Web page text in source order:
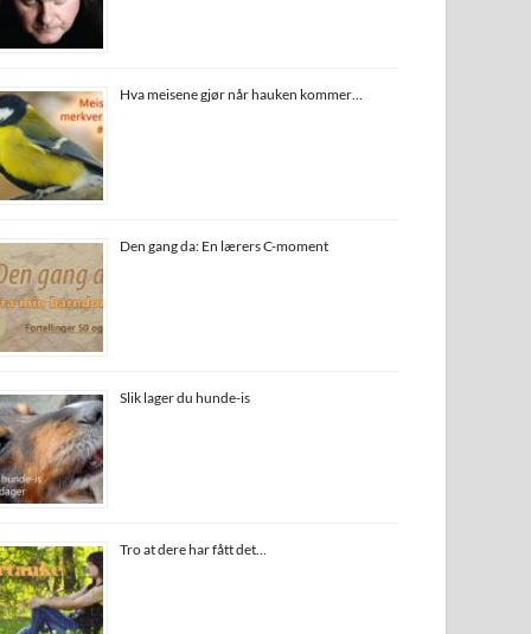
Hva meisene gjør når hauken kommer…
Den gang da: En lærers C-moment
Slik lager du hunde-is
Tro at dere har fått det…